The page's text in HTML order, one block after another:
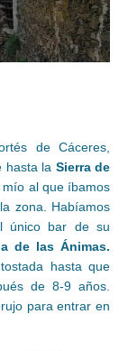
de Cáceres,
hasta la Sierra de
al que íbamos
zona. Habíamos
único bar de su
de las Ánimas.
hasta que
de 8-9 años.
para entrar en